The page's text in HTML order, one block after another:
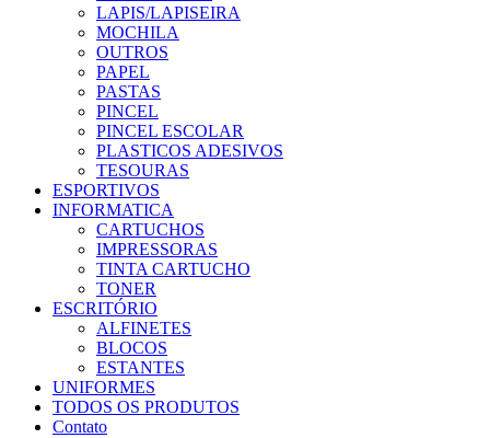
LAPIS/LAPISEIRA
MOCHILA
OUTROS
PAPEL
PASTAS
PINCEL
PINCEL ESCOLAR
PLASTICOS ADESIVOS
TESOURAS
ESPORTIVOS
INFORMATICA
CARTUCHOS
IMPRESSORAS
TINTA CARTUCHO
TONER
ESCRITÓRIO
ALFINETES
BLOCOS
ESTANTES
UNIFORMES
TODOS OS PRODUTOS
Contato